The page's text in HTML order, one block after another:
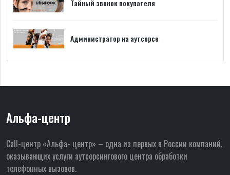
Тайный звонок покупателя
Администратор на аутсорсе
Альфа-центр
Call-центр «Альфа- центр» – одна из первых в России компаний,
оказывающих услуги аутсорсингового центра обработки
телефонных вызовов.